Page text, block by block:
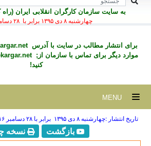
به سايت سازمان کارگران انقلابی ايران
چهارشنبه ۸ دی ۱۳۹۵ برابر با ۲۸ دسامبر ۲۰۱۶
برای انتشار مطالب در سايت با آدرس
موارد ديگر برای تماس با سازمان از;
کنید!
تاریخ انتشار :چهارشنبه ۸ دی ۱۳۹۵ برابر با ۲۸ دسامبر ۲۰۱۶
بازگشت نسخه